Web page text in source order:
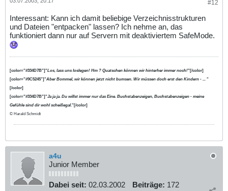
#12
Interessant: Kann ich damit beliebige Verzeichnisstrukturen
und Dateien "entpacken" lassen? Ich nehme an, das
funktioniert dann nur auf Servern mit deaktiviertem SafeMode.
[color="#334D7B"]"Los, lass uns loslegen! Hm ? Quatschen können wir hinterher immer noch!"[/color]
[color="#9C5245"]"Aber Bommel, wir können jetzt nicht bumsen. Wir müssen doch erst den Kindern - ... "
[/color]
[color="#334D7B"]"Ja ja ja. Du willst immer nur das Eine. Buchstabenzeigen, Buchstabenzeigen - meine
Gefühle sind dir wohl scheißegal."[/color]
© Harald Schmidt
a4u
Junior Member
Dabei seit: 02.03.2002 Beiträge: 172